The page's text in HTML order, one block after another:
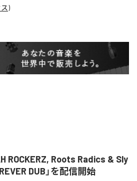
)
ROCKERZ, Roots Radics & Sly
DUB」を配信開始